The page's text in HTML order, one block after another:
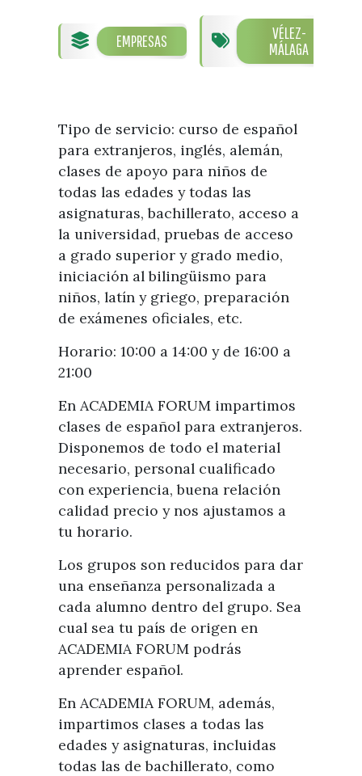
Oficinas de Turismo
Atención al extranjero
Punto Ayuntamiento
Historia del municipio
Personajes Ilustres
Sectores
Artesanía
Empresas de subtropicales
Fiestas y eventos
Fiestas de singularidad turística
Galería fotográfica de eventos
Eventos
Guías turísticas
Direcciones y teléfonos del
Encuestas
EMPRESAS
VÉLEZ-
MÁLAGA
Tipo de servicio: curso de español
para extranjeros, inglés, alemán,
clases de apoyo para niños de
todas las edades y todas las
asignaturas, bachillerato, acceso a
la universidad, pruebas de acceso
a grado superior y grado medio,
iniciación al bilingüismo para
niños, latín y griego, preparación
de exámenes oficiales, etc.
Horario: 10:00 a 14:00 y de 16:00 a
21:00
En ACADEMIA FORUM impartimos
clases de español para extranjeros.
Disponemos de todo el material
necesario, personal cualificado
con experiencia, buena relación
calidad precio y nos ajustamos a
tu horario.
Los grupos son reducidos para dar
una enseñanza personalizada a
cada alumno dentro del grupo. Sea
cual sea tu país de origen en
ACADEMIA FORUM podrás
aprender español.
En ACADEMIA FORUM, además,
impartimos clases a todas las
edades y asignaturas, incluidas
todas las de bachillerato, como